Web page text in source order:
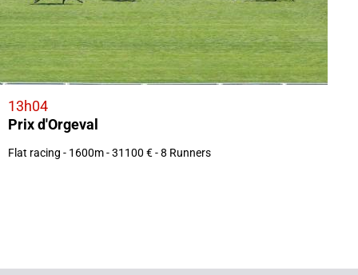
13h04
Prix d'Orgeval
Flat racing - 1600m - 31100 € - 8 Runners